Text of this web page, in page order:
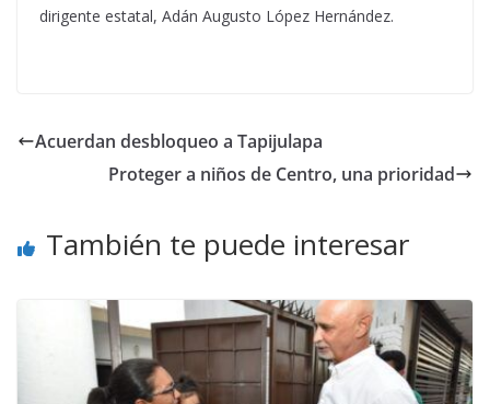
dirigente estatal, Adán Augusto López Hernández.
Acuerdan desbloqueo a Tapijulapa
Proteger a niños de Centro, una prioridad
También te puede interesar